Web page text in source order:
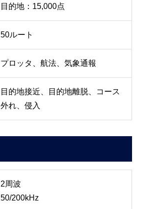
目的地：15,000点
50ルート
プロッタ、航法、気象通報
目的地接近、目的地離脱、コース
外れ、侵入
2周波
50/200kHz